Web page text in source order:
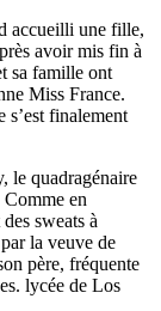
accueilli une fille,
avoir mis fin à
sa famille ont
Miss France.
finalement
le quadragénaire
en
sweats à
la veuve de
père, fréquente
lycée de Los